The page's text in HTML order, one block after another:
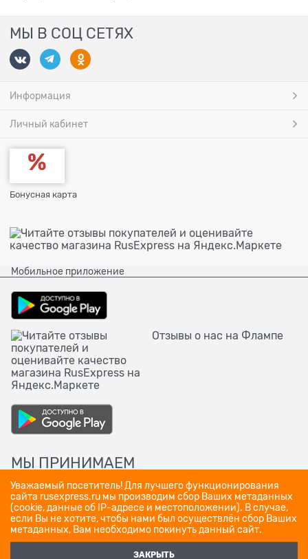
МЫ В СОЦ СЕТЯХ
Информация
Личный кабинет
Бонусная карта
Мобильное приложение
Отзывы о нас на Флампе
МЫ ПРИНИМАЕМ
Уважаемый посетитель! Для лучшего функционирования
сайта rusexpress.ru мы производим сбор Ваших метаданных
(cookie, данные об IP-адресе и местоположении). В случае,
если Вы не хотите, чтобы нами был осуществлён сбор Ваших
метаданных, Вам необходимо покинуть данный сайт.
ЗАКРЫТЬ